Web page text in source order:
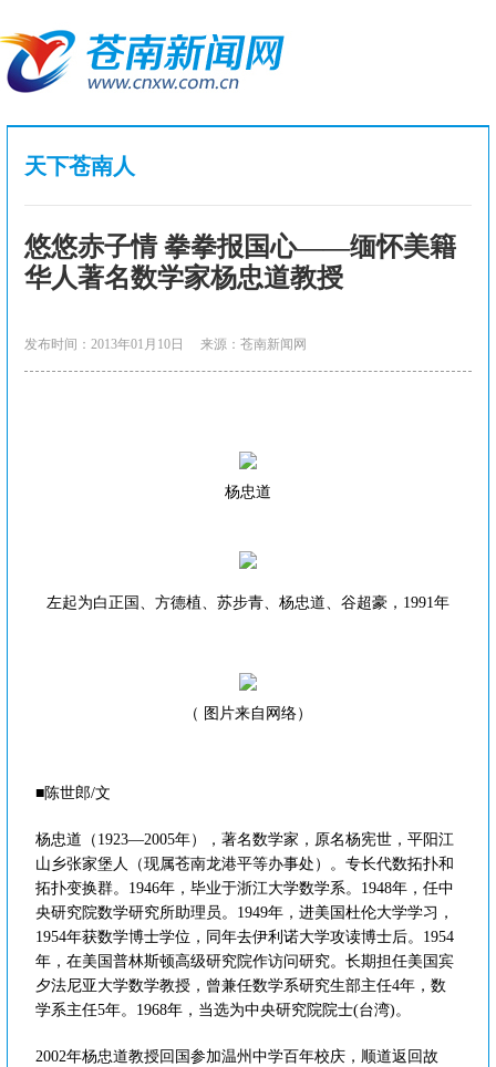
天下苍南人
悠悠赤子情 拳拳报国心——缅怀美籍
华人著名数学家杨忠道教授
发布时间：2013年01月10日 来源：苍南新闻网
杨忠道
左起为白正国、方德植、苏步青、杨忠道、谷超豪，1991年
（ 图片来自网络）
■陈世郎/文
杨忠道（1923—2005年），著名数学家，原名杨宪世，平阳江
山乡张家堡人（现属苍南龙港平等办事处）。专长代数拓扑和
拓扑变换群。1946年，毕业于浙江大学数学系。1948年，任中
央研究院数学研究所助理员。1949年，进美国杜伦大学学习，
1954年获数学博士学位，同年去伊利诺大学攻读博士后。1954
年，在美国普林斯顿高级研究院作访问研究。长期担任美国宾
夕法尼亚大学数学教授，曾兼任数学系研究生部主任4年，数
学系主任5年。1968年，当选为中央研究院院士(台湾)。
2002年杨忠道教授回国参加温州中学百年校庆，顺道返回故